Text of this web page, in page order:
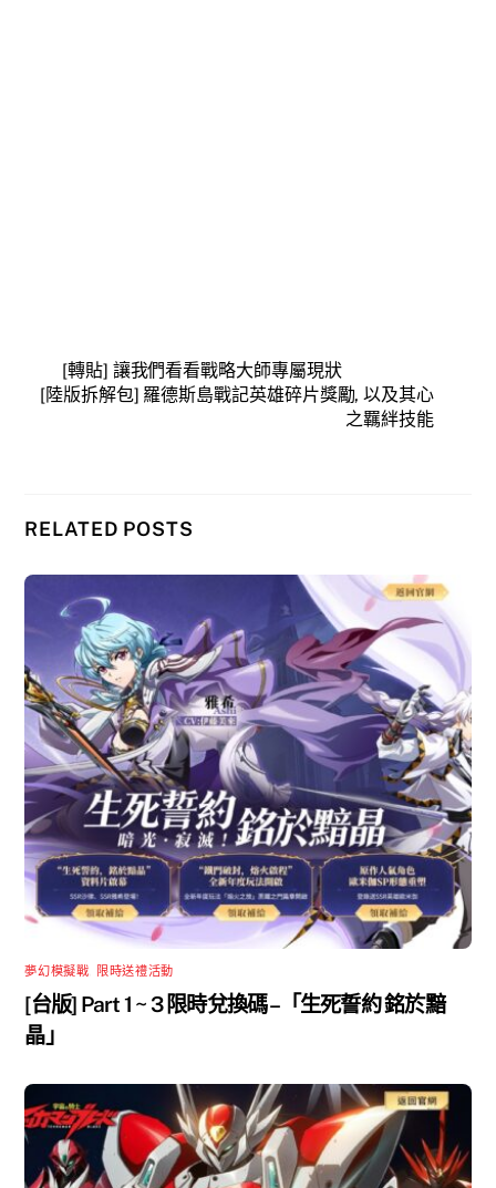
[轉貼] 讓我們看看戰略大師專屬現狀
[陸版拆解包] 羅德斯島戰記英雄碎片獎勵, 以及其心
之羈絆技能
RELATED POSTS
夢幻模擬戰 限時送禮活動
[台版] Part 1 ~ 3 限時兌換碼 –「生死誓約 銘於黯
晶」